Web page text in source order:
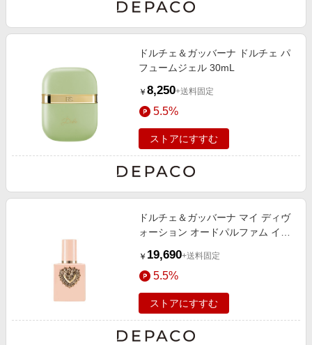
ドルチェ＆ガッバーナ ドルチェ パ
フュームジェル 30mL
￥ 8,250+送料固定
5.5%
ストアにすすむ
ドルチェ＆ガッバーナ マイ ディヴ
ォーション オードパルファム イン
￥ 19,690+送料固定
5.5%
ストアにすすむ